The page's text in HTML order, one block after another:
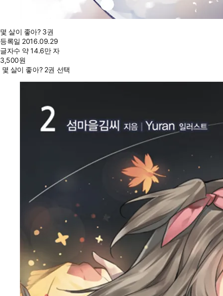
몇 살이 좋아? 3권
등록일 2016.09.29
글자수 약 14.6만 자
3,500원
몇 살이 좋아? 2권 선택